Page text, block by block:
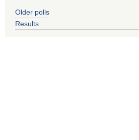
Older polls
Results